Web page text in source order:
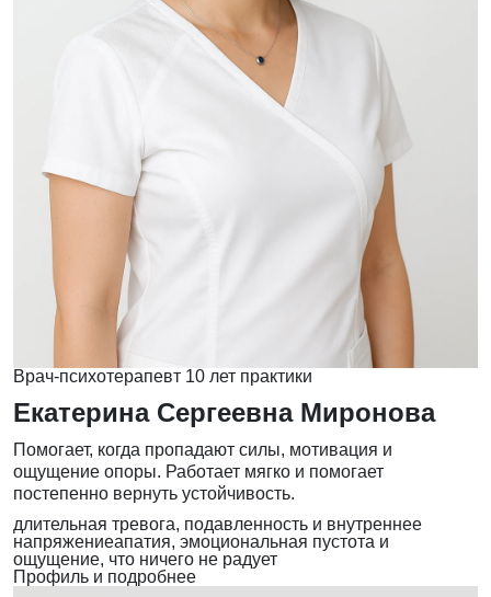
Врач-психотерапевт 10 лет практики
Екатерина Сергеевна Миронова
Помогает, когда пропадают силы, мотивация и
ощущение опоры. Работает мягко и помогает
постепенно вернуть устойчивость.
длительная тревога, подавленность и внутреннее
напряжениеапатия, эмоциональная пустота и
ощущение, что ничего не радует
Профиль и подробнее